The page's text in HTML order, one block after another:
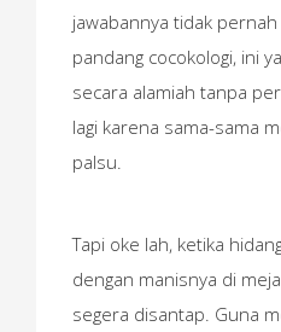
jawabannya tidak
pandang cocokologi, ini
secara alamiah tanpa
lagi karena sama-sama
palsu.
Tapi oke lah, ketika
dengan manisnya di
segera disantap. Guna